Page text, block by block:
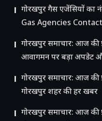
गोरखपुर गैस एजेंसियों का
Gas Agencies
गोरखपुर समाचार: आज की
आवागमन पर बड़ा अपडेट
गोरखपुर समाचार: आज की
गोरखपुर शहर की हर खबर
गोरखपुर समाचार: आज की